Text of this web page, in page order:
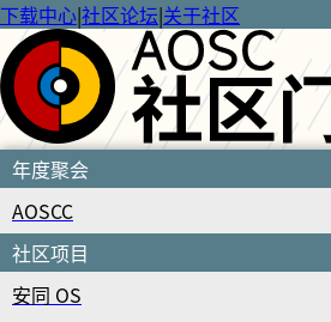
下载中心|社区论坛|关于社区
年度聚会
AOSCC
社区项目
安同 OS